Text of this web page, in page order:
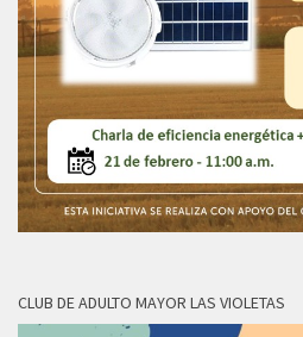
CLUB DE ADULTO MAYOR LAS VIOLETAS